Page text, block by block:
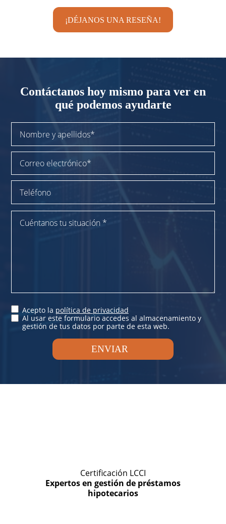
¡DÉJANOS UNA RESEÑA!
Contáctanos hoy mismo para ver en
qué podemos ayudarte
Acepto la política de privacidad
Al usar este formulario accedes al almacenamiento y
gestión de tus datos por parte de esta web.
ENVIAR
Certificación LCCI
Expertos en gestión de préstamos
hipotecarios